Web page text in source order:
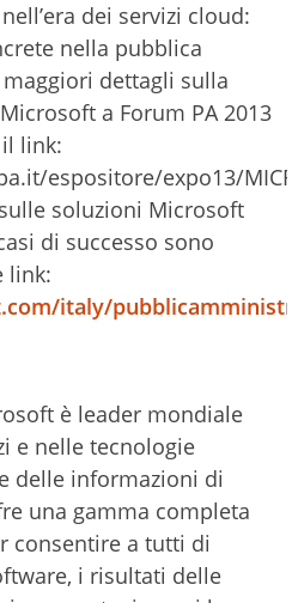
dei servizi cloud:
nella pubblica
maggiori dettagli sulla
a Forum PA 2013
link:
espositore/expo13/
soluzioni Microsoft
di successo sono
link:
italy/
è leader mondiale
e nelle tecnologie
delle informazioni di
una gamma completa
consentire a tutti di
i risultati delle